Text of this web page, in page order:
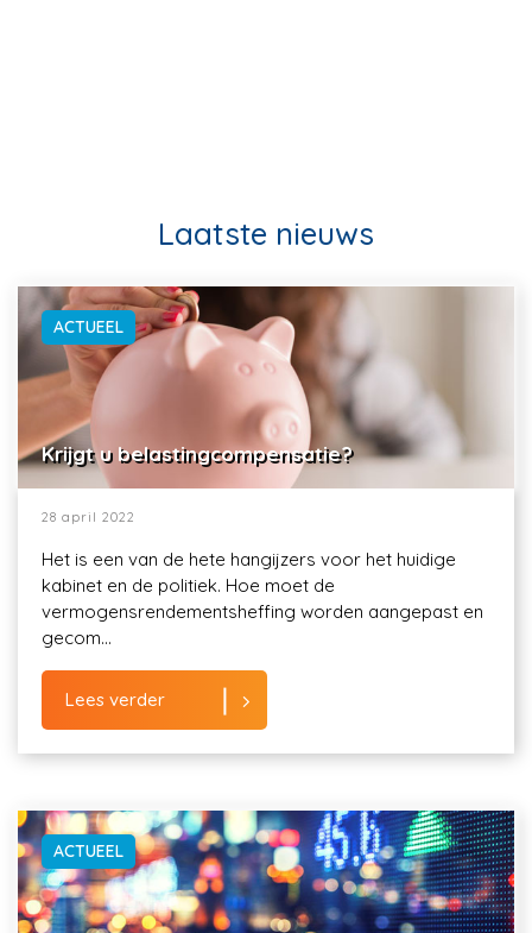
Laatste nieuws
ACTUEEL
Krijgt u belastingcompensatie?
28 april 2022
Het is een van de hete hangijzers voor het huidige
kabinet en de politiek. Hoe moet de
vermogensrendementsheffing worden aangepast en
gecom...
Lees verder
ACTUEEL